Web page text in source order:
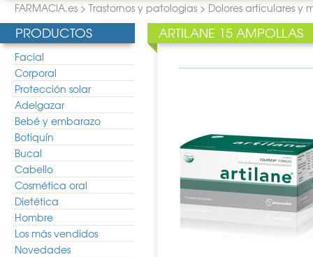
FARMACIA.es > Trastornos y patologias > Dolores articulares y
PRODUCTOS
Facial
Corporal
Protección solar
Adelgazar
Bebé y embarazo
Botiquín
Bucal
Cabello
Cosmética oral
Dietética
Hombre
Los más vendidos
Novedades
ARTILANE 15 AMPOLLAS